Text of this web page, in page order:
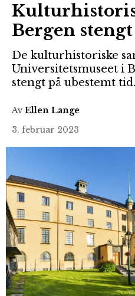
Bergen stengt
De kulturhistoriske
Universitetsmuseet i
stengt på ubestemt tid.
Av Ellen Lange
3. februar 2023